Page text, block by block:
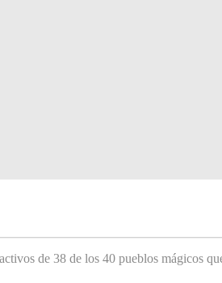
de 38 de los 40 pueblos mágicos